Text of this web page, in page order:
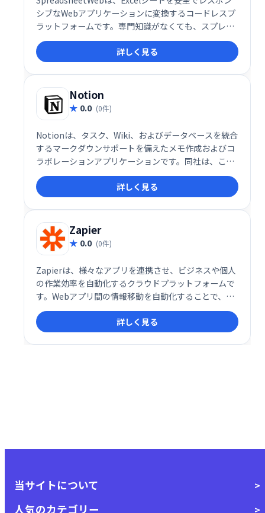
シブなWebアプリケーションに変換するコードレスプ
ラットフォームです。専門知識がなくても、スプレッ
ドシートから直接、データベース駆動型のアプリケー
ションを簡単に作成できます。組み込みのワークフロ
ーやレポート機能も備え、企業は重要な情報のガバナ
ンスを向上させ、独自のWebアプリケーションを管理
できます。ビジネスユーザー向けにエンドツーエンド
のソリューションを提供します。
詳しく見る
Notion
0.0 (0件)
Notionは、タスク、Wiki、およびデータベースを統合
するマークダウンサポートを備えたメモ作成およびコ
ラボレーションアプリケーションです。同社は、この
アプリをメモ作成、プロジェクト管理、タスク管理の
ためのオールインワンワークスペースと説明していま
す。
詳しく見る
Zapier
0.0 (0件)
Zapierは、様々なアプリを連携させ、ビジネスや個人
の作業効率を自動化するクラウドプラットフォームで
す。Webアプリ間の情報移動を自動化することで、ユ
ーザーは本来の業務に集中できます。 複雑な作業をシ
ンプルに効率化し、生産性を飛躍的に向上させます。
より多くの成果を少ない労力で実現しましょう。
詳しく見る
当サイトについて
人気のカテゴリー